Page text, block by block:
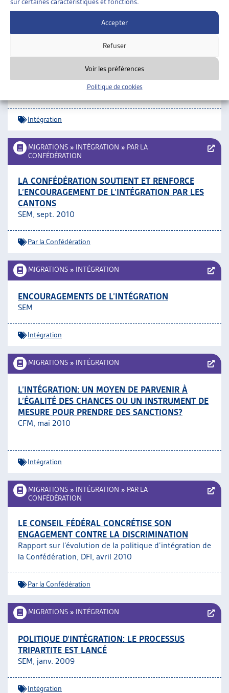
Accepter
Refuser
Voir les préférences
Politique de cookies
INTÉGRATION
DES PONTS SUR LA BROYE
Projet Vaud-Fribourg d’intégration, communiqué de
Intégration
MIGRATIONS » INTÉGRATION » PAR LA
CONFÉDÉRATION
LA CONFÉDÉRATION SOUTIENT ET RENFORCE
L’ENCOURAGEMENT DE L’INTÉGRATION PAR LES
CANTONS
SEM, sept. 2010
Par la Confédération
MIGRATIONS » INTÉGRATION
ENCOURAGEMENTS DE L’INTÉGRATION
SEM
Intégration
MIGRATIONS » INTÉGRATION
L’INTÉGRATION: UN MOYEN DE PARVENIR À
L’ÉGALITÉ DES CHANCES OU UN INSTRUMENT DE
MESURE POUR PRENDRE DES SANCTIONS?
CFM, mai 2010
Intégration
MIGRATIONS » INTÉGRATION » PAR LA
CONFÉDÉRATION
LE CONSEIL FÉDÉRAL CONCRÉTISE SON
ENGAGEMENT CONTRE LA DISCRIMINATION
Rapport sur l’évolution de la politique d’intégration de
la Confédération, DFI, avril 2010
Par la Confédération
MIGRATIONS » INTÉGRATION
POLITIQUE D’INTÉGRATION: LE PROCESSUS
TRIPARTITE EST LANCÉ
SEM, janv. 2009
Intégration